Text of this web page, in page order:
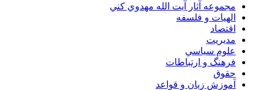
مجموعه آثار آيت الله مهدوي كني
الهیات و فلسفه
اقتصاد
مديريت
علوم سياسي
فرهنگ و ارتباطات
حقوق
آموزش زبان و قواعد